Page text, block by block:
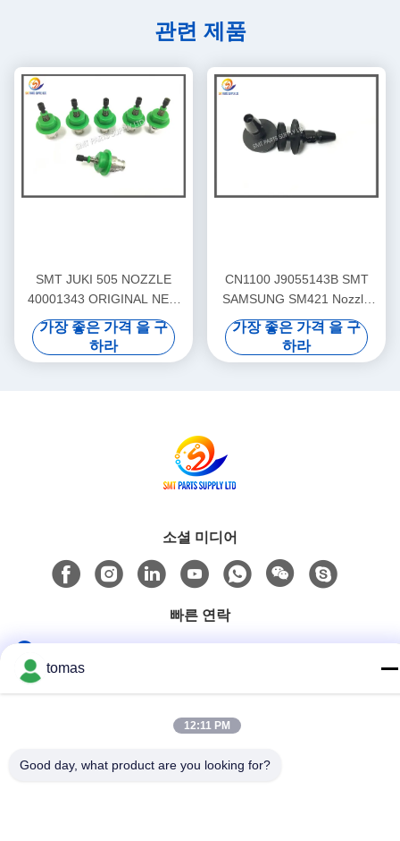
관련 제품
SMT JUKI 505 NOZZLE
40001343 ORIGINAL NEW
OR COPY NEW WITH
GOOD QUALITY
가장 좋은 가격 을 구
하라
CN1100 J9055143B SMT
SAMSUNG SM421 Nozzle
Original new or copy new
가장 좋은 가격 을 구
하라
소셜 미디어
빠른 연락
86--13861307079
주소
tomas
12:11 PM
Good day, what product are you looking for?